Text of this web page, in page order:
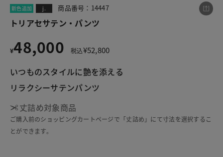
新色追加 j. 商品番号：14447
トリアセサテン・パンツ
¥48,000 税込¥52,800
いつものスタイルに艶を添える
リラクシーサテンパンツ
丈詰め対象商品
ご購入前のショッピングカートページで「丈詰め」にて寸法を選択するこ
とができます。
この商品をシェアする
¥48,000 税込¥52,800